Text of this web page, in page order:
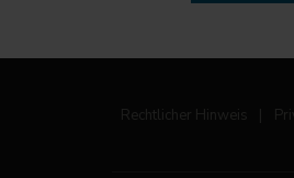
Rechtlicher Hinweis